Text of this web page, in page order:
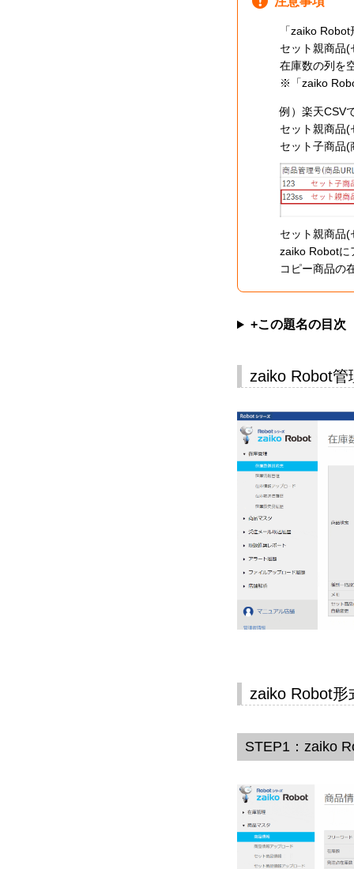
「zaiko
セット親商品
在庫数の列を
※「zaiko
例）楽天CSV
セット親商品
セット子商品
セット親商品
zaiko Robotに
コピー商品の
+この題名の目次
zaiko Robot
zaiko Robot
STEP1：zaiko